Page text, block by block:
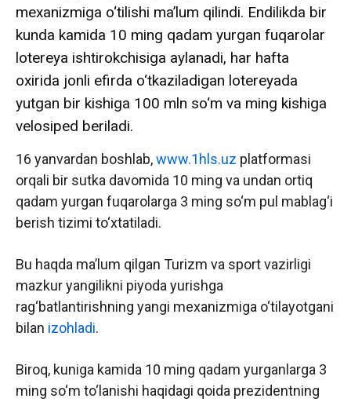
mexanizmiga o‘tilishi ma’lum qilindi. Endilikda bir
kunda kamida 10 ming qadam yurgan fuqarolar
lotereya ishtirokchisiga aylanadi, har hafta
oxirida jonli efirda o‘tkaziladigan lotereyada
yutgan bir kishiga 100 mln so‘m va ming kishiga
velosiped beriladi.
16 yanvardan boshlab,www.1hls.uz platformasi
orqali bir sutka davomida 10 ming va undan ortiq
qadam yurgan fuqarolarga 3 ming so‘m pul mablag‘i
berish tizimi to‘xtatiladi.
Bu haqda ma’lum qilgan Turizm va sport vazirligi
mazkur yangilikni piyoda yurishga
rag‘batlantirishning yangi mexanizmiga o‘tilayotgani
bilan izohladi.
Biroq, kuniga kamida 10 ming qadam yurganlarga 3
ming so‘m to‘lanishi haqidagi qoida prezidentning